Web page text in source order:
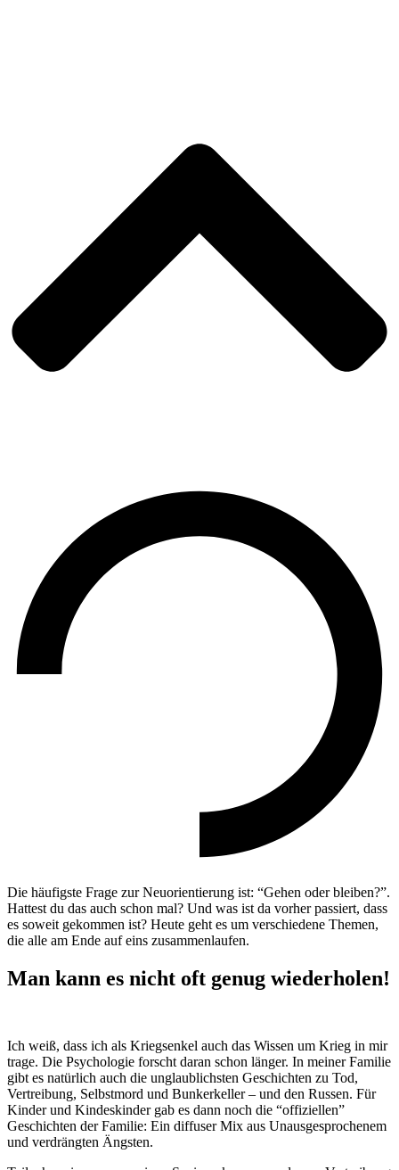
Die häufigste Frage zur Neuorientierung ist: “Gehen oder bleiben?”.
Hattest du das auch schon mal? Und was ist da vorher passiert, dass
es soweit gekommen ist? Heute geht es um verschiedene Themen,
die alle am Ende auf eins zusammenlaufen.
Man kann es nicht oft genug wiederholen!
Ich weiß, dass ich als Kriegsenkel auch das Wissen um Krieg in mir
trage. Die Psychologie forscht daran schon länger. In meiner Familie
gibt es natürlich auch die unglaublichsten Geschichten zu Tod,
Vertreibung, Selbstmord und Bunkerkeller – und den Russen. Für
Kinder und Kindeskinder gab es dann noch die “offiziellen”
Geschichten der Familie: Ein diffuser Mix aus Unausgesprochenem
und verdrängten Ängsten.